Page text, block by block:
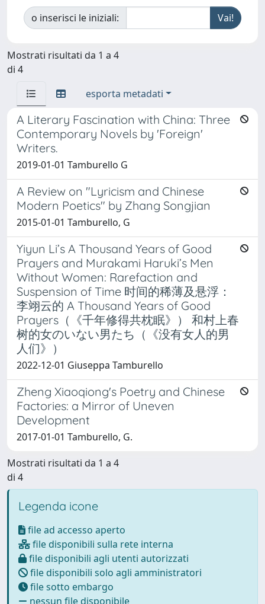
o inserisci le iniziali:
Mostrati risultati da 1 a 4
di 4
esporta metadati
A Literary Fascination with China: Three
Contemporary Novels by 'Foreign'
Writers.
2019-01-01 Tamburello G
A Review on "Lyricism and Chinese
Modern Poetics" by Zhang Songjian
2015-01-01 Tamburello, G
Yiyun Li’s A Thousand Years of Good
Prayers and Murakami Haruki’s Men
Without Women: Rarefaction and
Suspension of Time 时间的稀薄及悬浮：
李翊云的 A Thousand Years of Good
Prayers（《千年修得共枕眠》） 和村上春
树的女のいない男たち（《没有女人的男
人们》）
2022-12-01 Giuseppa Tamburello
Zheng Xiaoqiong's Poetry and Chinese
Factories: a Mirror of Uneven
Development
2017-01-01 Tamburello, G.
Mostrati risultati da 1 a 4
di 4
Legenda icone
file ad accesso aperto
file disponibili sulla rete interna
file disponibili agli utenti autorizzati
file disponibili solo agli amministratori
file sotto embargo
nessun file disponibile